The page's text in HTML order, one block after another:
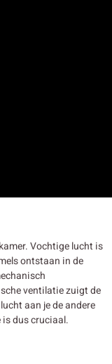
Vochtige lucht is
ontstaan in de
ventilatie zuigt de
aan je de andere
dus cruciaal.